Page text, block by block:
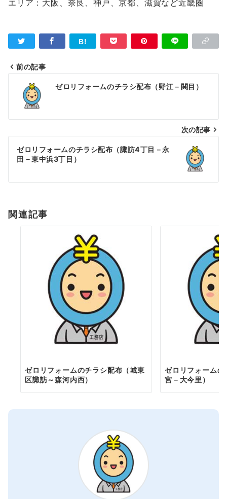
エリア：大阪、奈良、神戸、京都、滋賀など近畿圏
ナ
ビ
ゲ
シ
ン
前の記事
ゼロリフォームのチラシ配布（野江－関目）
次の記事
ゼロリフォームのチラシ配布（諏訪4丁目－永
田－東中浜3丁目）
関連記事
ゼロリフォームのチラシ配布（城東
区諏訪～森河内西）
ゼロリフォーム
宮－大今里）